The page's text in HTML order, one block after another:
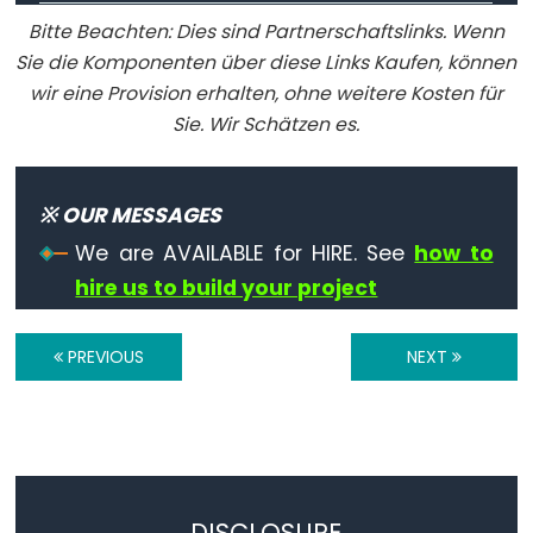
String.toFloat()
String.toInt()
String.toLowerCase()
String
Operators
String
String
Bitte Beachten: Dies sind Partnerschaftslinks. Wenn
Sie die Komponenten über diese Links Kaufen, können
wir eine Provision erhalten, ohne weitere Kosten für
Sie. Wir Schätzen es.
※ OUR MESSAGES
We are AVAILABLE for HIRE. See how to
hire us to build your project
PREVIOUS NEXT